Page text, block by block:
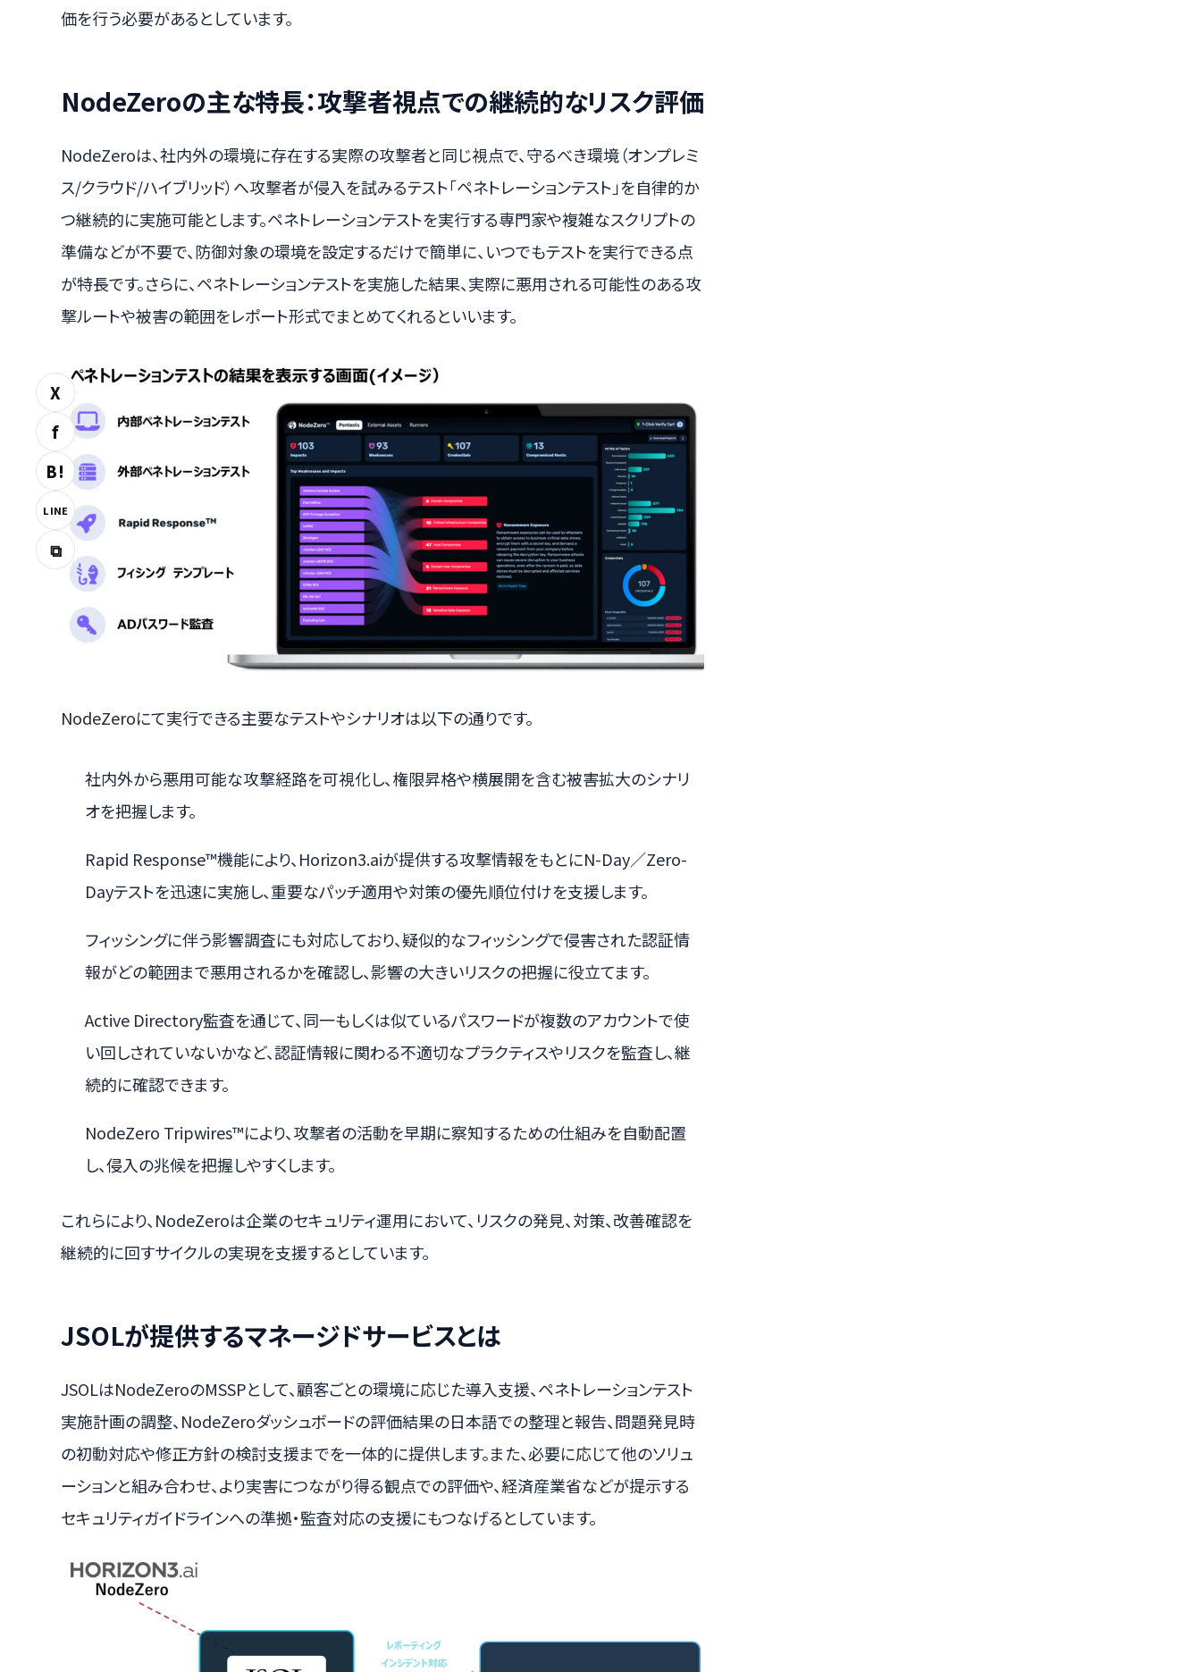
X
f
B!
LINE
⧉
価を行う必要があるとしています。
NodeZeroの主な特長：攻撃者視点での継続的なリスク評価
NodeZeroは、社内外の環境に存在する実際の攻撃者と同じ視点で、守るべき環境（オンプレミ
ス/クラウド/ハイブリッド）へ攻撃者が侵入を試みるテスト「ペネトレーションテスト」を自律的か
つ継続的に実施可能とします。ペネトレーションテストを実行する専門家や複雑なスクリプトの
準備などが不要で、防御対象の環境を設定するだけで簡単に、いつでもテストを実行できる点
が特長です。さらに、ペネトレーションテストを実施した結果、実際に悪用される可能性のある攻
撃ルートや被害の範囲をレポート形式でまとめてくれるといいます。
NodeZeroにて実行できる主要なテストやシナリオは以下の通りです。
社内外から悪用可能な攻撃経路を可視化し、権限昇格や横展開を含む被害拡大のシナリ
オを把握します。
Rapid Response™機能により、Horizon3.aiが提供する攻撃情報をもとにN-Day／Zero-
Dayテストを迅速に実施し、重要なパッチ適用や対策の優先順位付けを支援します。
フィッシングに伴う影響調査にも対応しており、疑似的なフィッシングで侵害された認証情
報がどの範囲まで悪用されるかを確認し、影響の大きいリスクの把握に役立てます。
Active Directory監査を通じて、同一もしくは似ているパスワードが複数のアカウントで使
い回しされていないかなど、認証情報に関わる不適切なプラクティスやリスクを監査し、継
続的に確認できます。
NodeZero Tripwires™により、攻撃者の活動を早期に察知するための仕組みを自動配置
し、侵入の兆候を把握しやすくします。
これらにより、NodeZeroは企業のセキュリティ運用において、リスクの発見、対策、改善確認を
継続的に回すサイクルの実現を支援するとしています。
JSOLが提供するマネージドサービスとは
JSOLはNodeZeroのMSSPとして、顧客ごとの環境に応じた導入支援、ペネトレーションテスト
実施計画の調整、NodeZeroダッシュボードの評価結果の日本語での整理と報告、問題発見時
の初動対応や修正方針の検討支援までを一体的に提供します。また、必要に応じて他のソリュ
ーションと組み合わせ、より実害につながり得る観点での評価や、経済産業省などが提示する
セキュリティガイドラインへの準拠・監査対応の支援にもつなげるとしています。